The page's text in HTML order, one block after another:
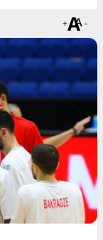
+ -